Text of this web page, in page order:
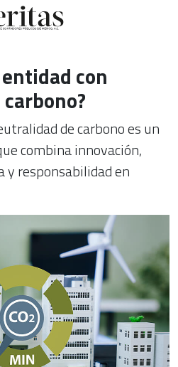
con
de carbono es un
combina innovación,
responsabilidad en